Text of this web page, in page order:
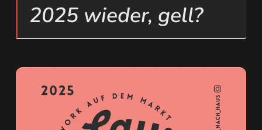
2025 wieder, gell?